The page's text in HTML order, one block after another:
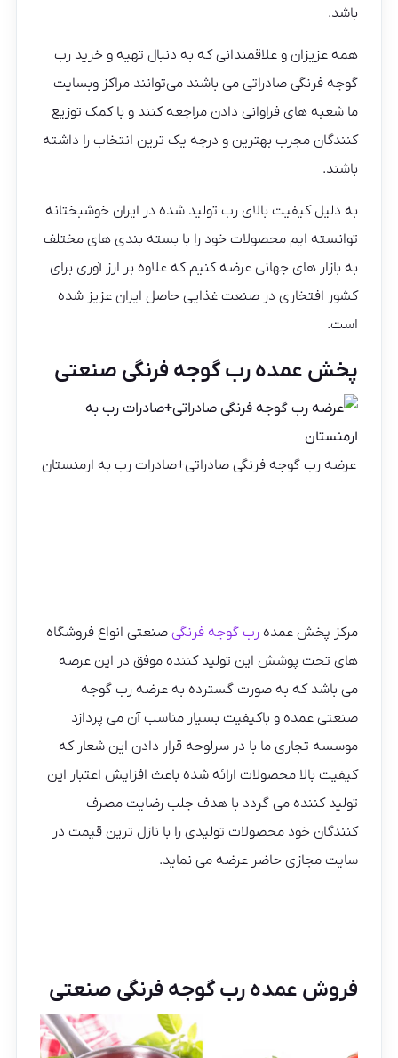
باشد.
همه عزیزان و علاقمندانی که به دنبال تهیه و خرید رب
گوجه فرنگی صادراتی می باشند می‌توانند مراکز وبسایت
ما شعبه های فراوانی دادن مراجعه کنند و با کمک توزیع
کنندگان مجرب بهترین و درجه یک ترین انتخاب را داشته
باشند.
به دلیل کیفیت بالای رب تولید شده در ایران خوشبختانه
توانسته ایم محصولات خود را با بسته بندی های مختلف
به بازار های جهانی عرضه کنیم که علاوه بر ارز آوری برای
کشور افتخاری در صنعت غذایی حاصل ایران عزیز شده
است.
پخش عمده رب گوجه فرنگی صنعتی
عرضه رب گوجه فرنگی صادراتی+صادرات رب به ارمنستان
مرکز پخش عمده رب گوجه فرنگی صنعتی انواع فروشگاه
های تحت پوشش این تولید کننده موفق در این عرصه
می باشد که به صورت گسترده به عرضه رب گوجه
صنعتی عمده و باکیفیت بسیار مناسب آن می پردازد
موسسه تجاری ما با در سرلوحه قرار دادن این شعار که
کیفیت بالا محصولات ارائه شده باعث افزایش اعتبار این
تولید کننده می گردد با هدف جلب رضایت مصرف
کنندگان خود محصولات تولیدی را با نازل ترین قیمت در
سایت مجازی حاضر عرضه می نماید.
فروش عمده رب گوجه فرنگی صنعتی